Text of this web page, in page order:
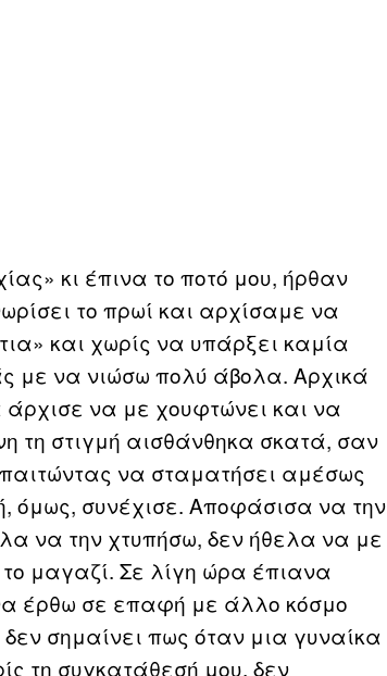
κι έπινα το ποτό μου, ήρθαν
το πρωί και αρχίσαμε να
και χωρίς να υπάρξει καμία
με να νιώσω πολύ άβολα. Αρχικά
άρχισε να με χουφτώνει και να
τη στιγμή αισθάνθηκα σκατά, σαν
να σταματήσει αμέσως
όμως, συνέχισε. Αποφάσισα να την
να την χτυπήσω, δεν ήθελα να με
μαγαζί. Σε λίγη ώρα έπιανα
έρθω σε επαφή με άλλο κόσμο
σημαίνει πως όταν μια γυναίκα
τη συγκατάθεσή μου, δεν